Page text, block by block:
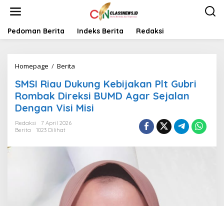
t
Pedoman Berita Indeks Berita Redaksi
Homepage / Berita
S
I
R
u
n
K
e
SMSI Riau Dukung Kebijakan Plt Gubri
Rombak Direksi BUMD Agar Sejalan
Dengan Visi Misi
Redaksi
7 April 2026
Berita
1023 Dilihat